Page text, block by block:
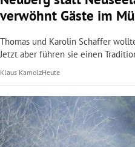
verwöhnt Gäste im
Thomas und Karolin Schäffer
Jetzt aber führen sie einen
Klaus KamolzHeute